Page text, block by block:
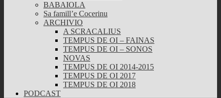
BABAIOLA
Sa famill’e Cocerinu
ARCHIVIO
A SCRACALIUS
TEMPUS DE OI – FAINAS
TEMPUS DE OI – SONOS
NOVAS
TEMPUS DE OI 2014-2015
TEMPUS DE OI 2017
TEMPUS DE OI 2018
PODCAST